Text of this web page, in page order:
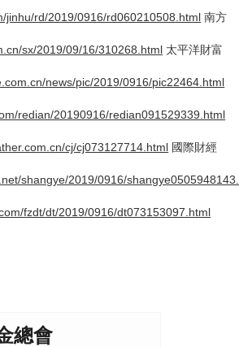
jinhu/rd/2019/0916/rd060210508.html 南方
sx/2019/09/16/310268.html 太平洋財富
news/pic/2019/0916/pic22464.html
redian/20190916/redian091529339.html
cj/cj073127714.html 國際財經
shangye/2019/0916/
fzdt/dt/2019/0916/dt073153097.html
總會